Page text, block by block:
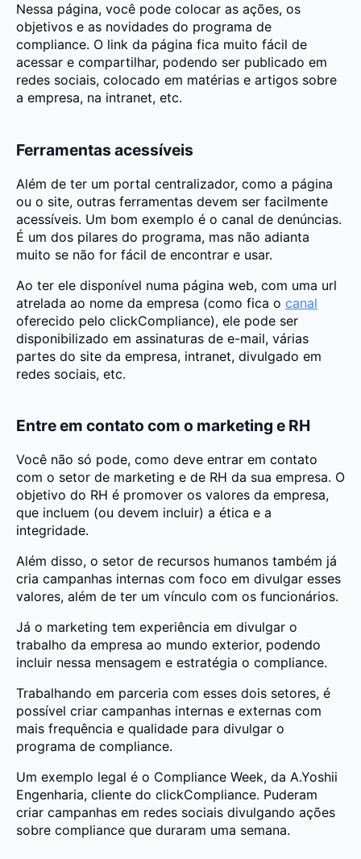
Nessa página, você pode colocar as ações, os
objetivos e as novidades do programa de
compliance. O link da página fica muito fácil de
acessar e compartilhar, podendo ser publicado em
redes sociais, colocado em matérias e artigos sobre
a empresa, na intranet, etc.
Ferramentas acessíveis
Além de ter um portal centralizador, como a página
ou o site, outras ferramentas devem ser facilmente
acessíveis. Um bom exemplo é o canal de denúncias.
É um dos pilares do programa, mas não adianta
muito se não for fácil de encontrar e usar.
Ao ter ele disponível numa página web, com uma url
atrelada ao nome da empresa (como fica o canal
oferecido pelo clickCompliance), ele pode ser
disponibilizado em assinaturas de e-mail, várias
partes do site da empresa, intranet, divulgado em
redes sociais, etc.
Entre em contato com o marketing e RH
Você não só pode, como deve entrar em contato
com o setor de marketing e de RH da sua empresa. O
objetivo do RH é promover os valores da empresa,
que incluem (ou devem incluir) a ética e a
integridade.
Além disso, o setor de recursos humanos também já
cria campanhas internas com foco em divulgar esses
valores, além de ter um vínculo com os funcionários.
Já o marketing tem experiência em divulgar o
trabalho da empresa ao mundo exterior, podendo
incluir nessa mensagem e estratégia o compliance.
Trabalhando em parceria com esses dois setores, é
possível criar campanhas internas e externas com
mais frequência e qualidade para divulgar o
programa de compliance.
Um exemplo legal é o Compliance Week, da A.Yoshii
Engenharia, cliente do clickCompliance. Puderam
criar campanhas em redes sociais divulgando ações
sobre compliance que duraram uma semana.